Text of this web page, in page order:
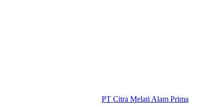
PT Citra Melati Alam Prima